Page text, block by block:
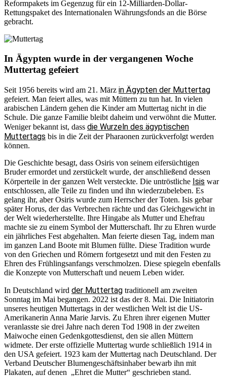
Reformpakets im Gegenzug für ein 12-Milliarden-Dollar-
Rettungspaket des Internationalen Währungsfonds an die Börse
gebracht.
In Ägypten wurde in der vergangenen Woche
Muttertag gefeiert
Seit 1956 bereits wird am 21. März in Ägypten der Muttertag
gefeiert. Man feiert alles, was mit Müttern zu tun hat. In vielen
arabischen Ländern gehen die Kinder am Muttertag nicht in die
Schule. Die ganze Familie bleibt daheim und verwöhnt die Mutter.
Weniger bekannt ist, dass die Wurzeln des ägyptischen
Muttertags bis in die Zeit der Pharaonen zurückverfolgt werden
können.
Die Geschichte besagt, dass Osiris von seinem eifersüchtigen
Bruder ermordet und zerstückelt wurde, der anschließend dessen
Körperteile in der ganzen Welt versteckte. Die untröstliche Isis war
entschlossen, alle Teile zu finden und ihn wiederzubeleben. Es
gelang ihr, aber Osiris wurde zum Herrscher der Toten. Isis gebar
später Horus, der das Verbrechen rächte und das Gleichgewicht in
der Welt wiederherstellte. Ihre Hingabe als Mutter und Ehefrau
machte sie zu einem Symbol der Mutterschaft. Ihr zu Ehren wurde
ein jährliches Fest abgehalten. Man feierte diesen Tag, indem man
im ganzen Land Boote mit Blumen füllte. Diese Tradition wurde
von den Griechen und Römern fortgesetzt und mit den Festen zu
Ehren des Frühlingsanfangs verschmolzen. Diese spiegeln ebenfalls
die Konzepte von Mutterschaft und neuem Leben wider.
In Deutschland wird der Muttertag traditionell am zweiten
Sonntag im Mai begangen. 2022 ist das der 8. Mai. Die Initiatorin
unseres heutigen Muttertags in der westlichen Welt ist die US-
Amerikanerin Anna Marie Jarvis. Zu Ehren ihrer eigenen Mutter
veranlasste sie drei Jahre nach deren Tod 1908 in der zweiten
Maiwoche einen Gedenkgottesdienst, den sie allen Müttern
widmete. Der erste offizielle Muttertag wurde schließlich 1914 in
den USA gefeiert. 1923 kam der Muttertag nach Deutschland. Der
Verband Deutscher Blumengeschäftsinhaber bewarb ihn mit
Plakaten, auf denen „Ehret die Mutter“ geschrieben stand.